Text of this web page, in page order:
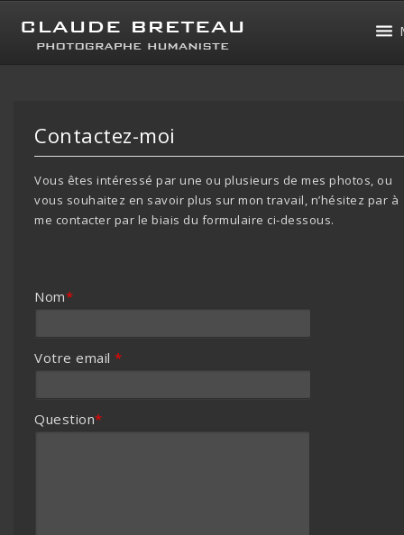
Contactez-moi
Vous êtes intéressé par une ou plusieurs de mes photos, ou
vous souhaitez en savoir plus sur mon travail, n’hésitez par à
me contacter par le biais du formulaire ci-dessous.
Nom*
Votre email*
Question*